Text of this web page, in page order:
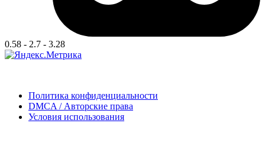
0.58 - 2.7 - 3.28
Политика конфиденциальности
DMCA / Авторские права
Условия использования